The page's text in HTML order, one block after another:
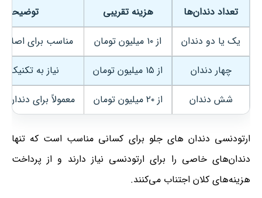
تعداد دندان‌ها
هزینه تقریبی
توضیحات
یک یا دو دندان
از ۱۰ میلیون تومان
مناسب برای
چهار دندان
از ۱۵ میلیون تومان
نیاز به تکنیک
شش دندان
از ۲۰ میلیون تومان معمولاً برای
ارتودنسی دندان های جلو برای کسانی مناسب است که تنها
دندان‌های خاصی را برای ارتودنسی نیاز دارند و از پرداخت
هزینه‌های کلان اجتناب می‌کنند.